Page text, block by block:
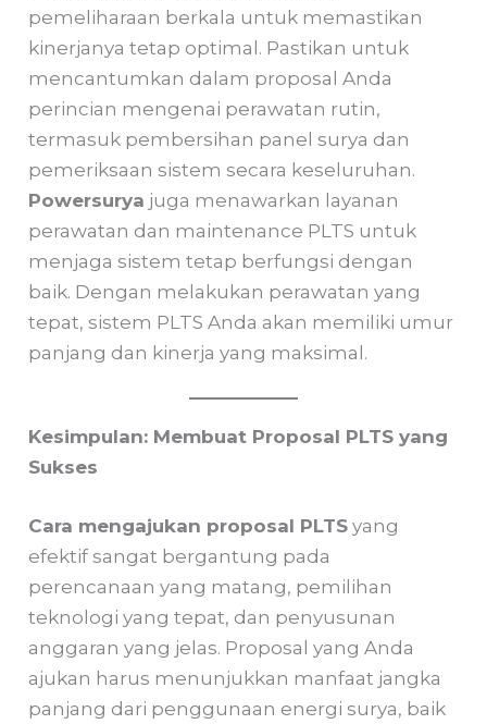
pemeliharaan berkala untuk memastikan
kinerjanya tetap optimal. Pastikan untuk
mencantumkan dalam proposal Anda
perincian mengenai perawatan rutin,
termasuk pembersihan panel surya dan
pemeriksaan sistem secara keseluruhan.
Powersurya juga menawarkan layanan
perawatan dan maintenance PLTS untuk
menjaga sistem tetap berfungsi dengan
baik. Dengan melakukan perawatan yang
tepat, sistem PLTS Anda akan memiliki umur
panjang dan kinerja yang maksimal.
Kesimpulan: Membuat Proposal PLTS yang
Sukses
Cara mengajukan proposal PLTS yang
efektif sangat bergantung pada
perencanaan yang matang, pemilihan
teknologi yang tepat, dan penyusunan
anggaran yang jelas. Proposal yang Anda
ajukan harus menunjukkan manfaat jangka
panjang dari penggunaan energi surya, baik